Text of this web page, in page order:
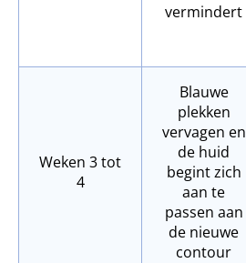
vermindert
Weken 3 tot
4
Blauwe
plekken
vervagen en
de huid
begint zich
aan te
passen aan
de nieuwe
contour